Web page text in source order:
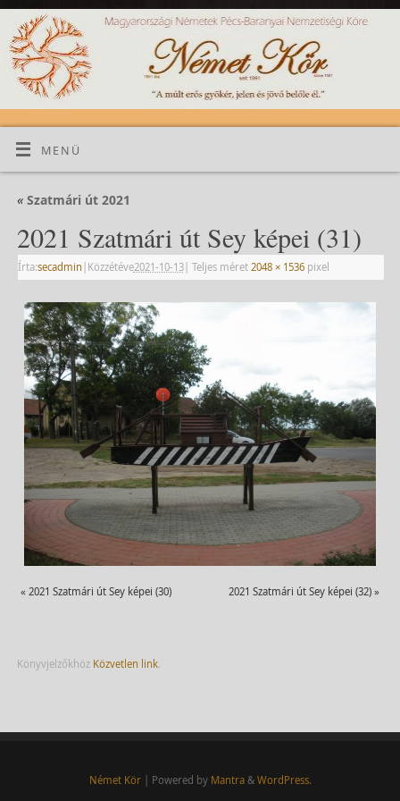
MENÜ
«Szatmári út 2021
2021 Szatmári út Sey képei (31)
Írta:secadmin | Közzétéve2021-10-13| Teljes méret 2048 × 1536pixel
« 2021 Szatmári út Sey képei (30) 2021 Szatmári út Sey képei (32) »
Könyvjelzőkhöz Közvetlen link.
Német Kör| Powered by Mantra& WordPress.